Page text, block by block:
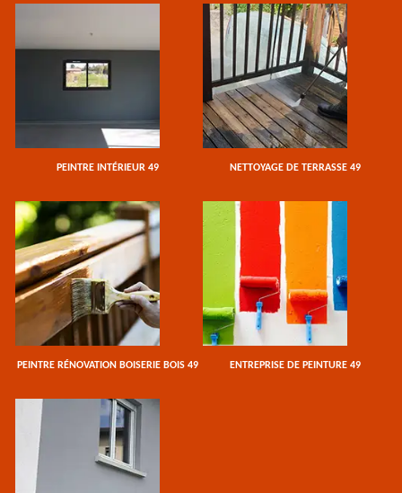
PEINTRE INTÉRIEUR 49 NETTOYAGE DE TERRASSE 49
PEINTRE RÉNOVATION BOISERIE BOIS 49 ENTREPRISE DE PEINTURE 49